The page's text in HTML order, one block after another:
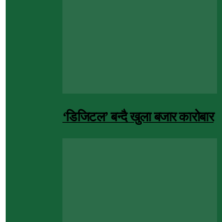
‘डिजिटल’ बन्दै खुला बजार कारोबार